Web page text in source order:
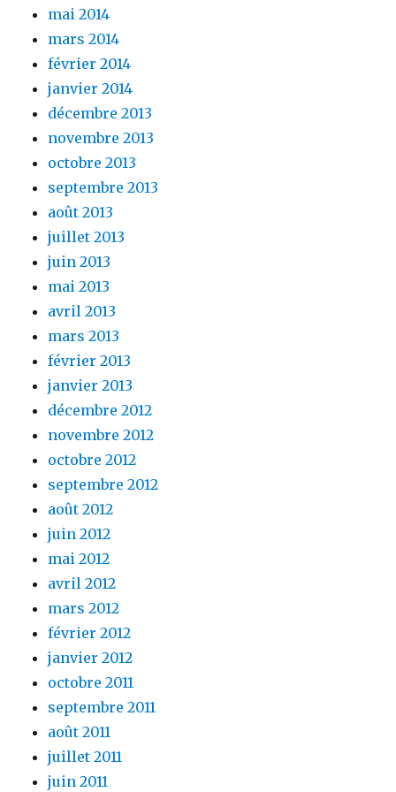
mai 2014
mars 2014
février 2014
janvier 2014
décembre 2013
novembre 2013
octobre 2013
septembre 2013
août 2013
juillet 2013
juin 2013
mai 2013
avril 2013
mars 2013
février 2013
janvier 2013
décembre 2012
novembre 2012
octobre 2012
septembre 2012
août 2012
juin 2012
mai 2012
avril 2012
mars 2012
février 2012
janvier 2012
octobre 2011
septembre 2011
août 2011
juillet 2011
juin 2011